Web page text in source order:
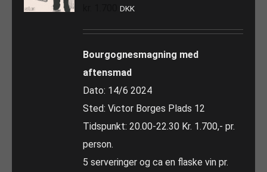
DKK
Bourgognesmagning med
aftensmad
Dato: 14/6 2024
Sted: Victor Borges Plads 12
Tidspunkt: 20.00-22.30 Kr. 1.700,- pr.
person.
5 serveringer og ca en flaske vin pr.